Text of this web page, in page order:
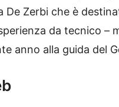
Zerbi che è
da tecnico –
anno alla guida del